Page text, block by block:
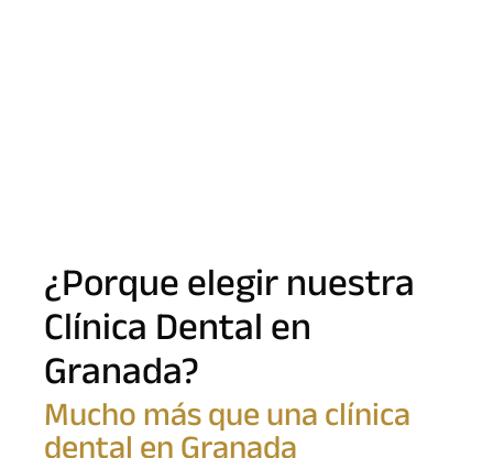
¿Porque elegir nuestra
Clínica Dental en
Granada?
Mucho más que una clínica